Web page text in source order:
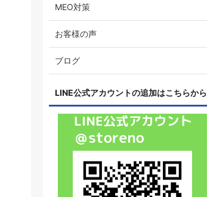
MEO対策
お客様の声
ブログ
LINE公式アカウントの追加はこちらから